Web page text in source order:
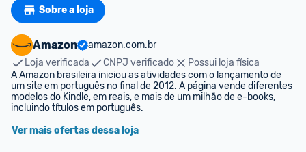
Sobre a loja
Amazon
amazon.com.br
Loja verificada
CNPJ verificado
Possui loja física
A Amazon brasileira iniciou as atividades com o lançamento de
um site em português no final de 2012. A página vende diferentes
modelos do Kindle, em reais, e mais de um milhão de e-books,
incluindo títulos em português.
Ver mais ofertas dessa loja